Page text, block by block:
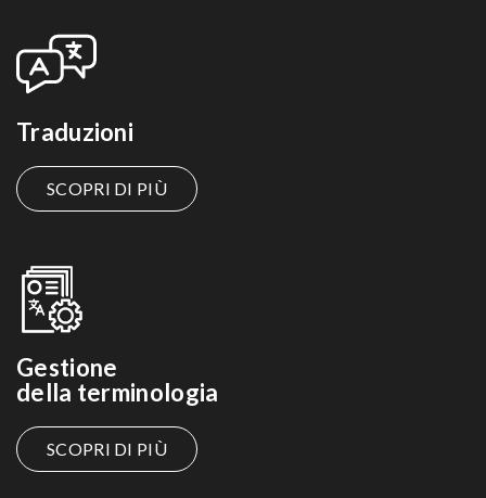
Traduzioni
SCOPRI DI PIÙ
Gestione
della terminologia
SCOPRI DI PIÙ